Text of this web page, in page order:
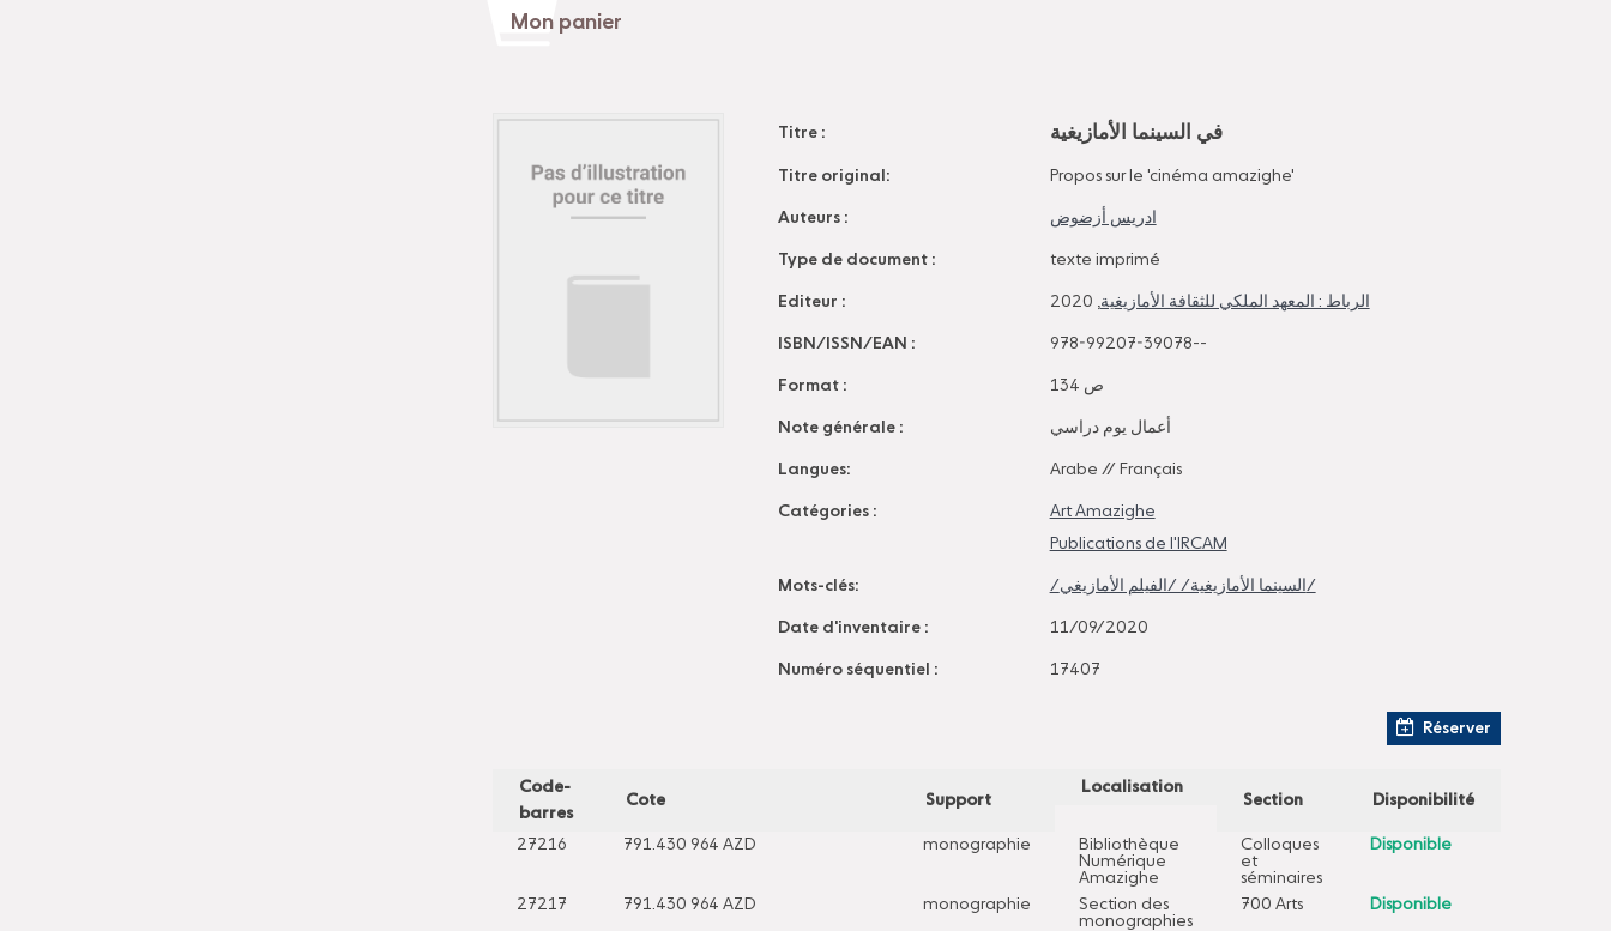
Titre : في السينما الأمازيغية
Titre original: Propos sur le 'cinéma amazighe'
Auteurs : ادريس أزضوض
Type de document : texte imprimé
Editeur : الرباط : المعهد الملكي للثقافة الأمازيغية, 2020
ISBN/ISSN/EAN : 978-99207-39078--
Format : 134 ص
Note générale : أعمال يوم دراسي
Langues: Arabe // Français
Catégories :
Art Amazighe
Publications de l'IRCAM
Mots-clés: /السينما الأمازيغية/ /الفيلم الأمازيغي/
Date d'inventaire : 11/09/2020
Numéro séquentiel : 17407
Réserver
Code-
barres
Cote Support
Localisation
Section Disponibilité
27216 791.430 964 AZD monographie
Bibliothèque
Numérique
Amazighe
Colloques
et
séminaires
Disponible
27217 791.430 964 AZD monographie
Section des
monographies
700 Arts Disponible